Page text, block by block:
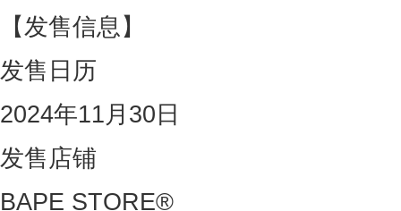
【发售信息】
发售日历
2024年11月30日
发售店铺
BAPE STORE®